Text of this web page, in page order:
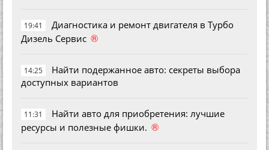
19:41
Диагностика и ремонт двигателя в Турбо
Дизель Сервис ®
14:25
Найти подержанное авто: секреты выбора
доступных вариантов
11:31
Найти авто для приобретения: лучшие
ресурсы и полезные фишки. ®